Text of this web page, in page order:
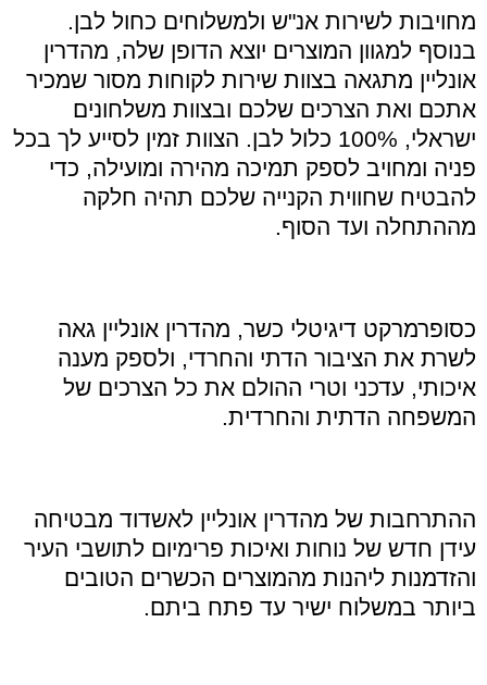
מחויבות לשירות אנ"ש ולמשלוחים כחול לבן.
בנוסף למגוון המוצרים יוצא הדופן שלה, מהדרין
אונליין מתגאה בצוות שירות לקוחות מסור שמכיר
אתכם ואת הצרכים שלכם ובצוות משלחונים
ישראלי, 100% כלול לבן. הצוות זמין לסייע לך בכל
פניה ומחויב לספק תמיכה מהירה ומועילה, כדי
להבטיח שחווית הקנייה שלכם תהיה חלקה
מההתחלה ועד הסוף.
כסופרמרקט דיגיטלי כשר, מהדרין אונליין גאה
לשרת את הציבור הדתי והחרדי, ולספק מענה
איכותי, עדכני וטרי ההולם את כל הצרכים של
המשפחה הדתית והחרדית.
ההתרחבות של מהדרין אונליין לאשדוד מבטיחה
עידן חדש של נוחות ואיכות פרימיום לתושבי העיר
והזדמנות ליהנות מהמוצרים הכשרים הטובים
ביותר במשלוח ישיר עד פתח ביתם.